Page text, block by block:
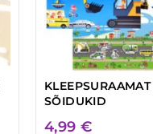
KLEEPSURAAMAT
SÕIDUKID
4,99 €